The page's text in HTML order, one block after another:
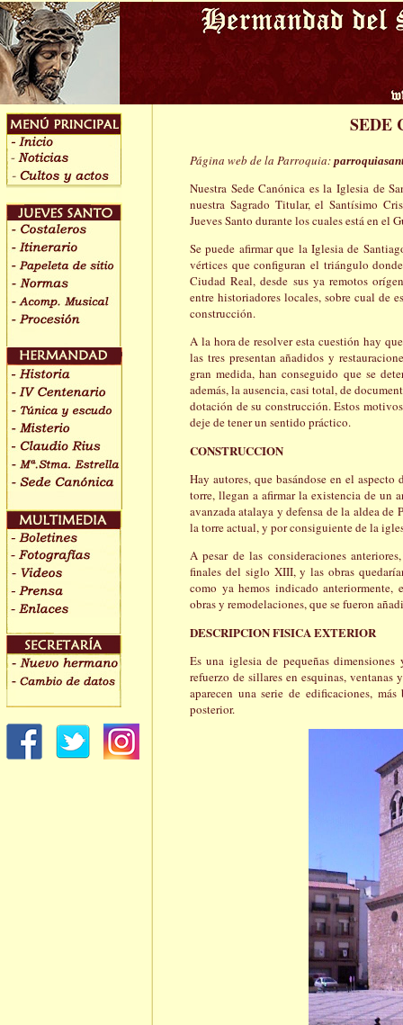
SEDE
Página web de la Parroquia:
Nuestra Sede Canónica es la Iglesia de
nuestra Sagrado Titular, el Santísimo
Jueves Santo durante los cuales está en el
Se puede afirmar que la Iglesia de
vértices que configuran el triángulo
Ciudad Real, desde sus ya remotos
entre historiadores locales, sobre cual de
construcción.
A la hora de resolver esta cuestión hay
las tres presentan añadidos y
gran medida, han conseguido que se
además, la ausencia, casi total, de
dotación de su construcción. Estos
deje de tener un sentido práctico.
CONSTRUCCION
Hay autores, que basándose en el
torre, llegan a afirmar la existencia de un
avanzada atalaya y defensa de la aldea
la torre actual, y por consiguiente de la
A pesar de las consideraciones
finales del siglo XIII, y las obras
como ya hemos indicado anteriormente,
obras y remodelaciones, que se fueron
DESCRIPCION FISICA EXTERIOR
Es una iglesia de pequeñas
refuerzo de sillares en esquinas, ventanas
aparecen una serie de edificaciones,
posterior.